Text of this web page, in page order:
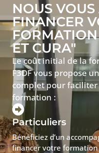
NOUS
FINANCER
ET CURA"
Le coût initial de la
F3DF vous propose
complet pour
formation :
Particuliers
Bénéficiez d’un
financer votre